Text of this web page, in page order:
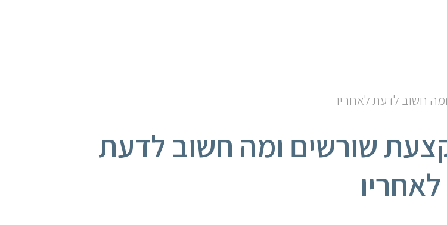
חשוב לדעת לאחריו
שורשים ומה חשוב לדעת
לאחריו